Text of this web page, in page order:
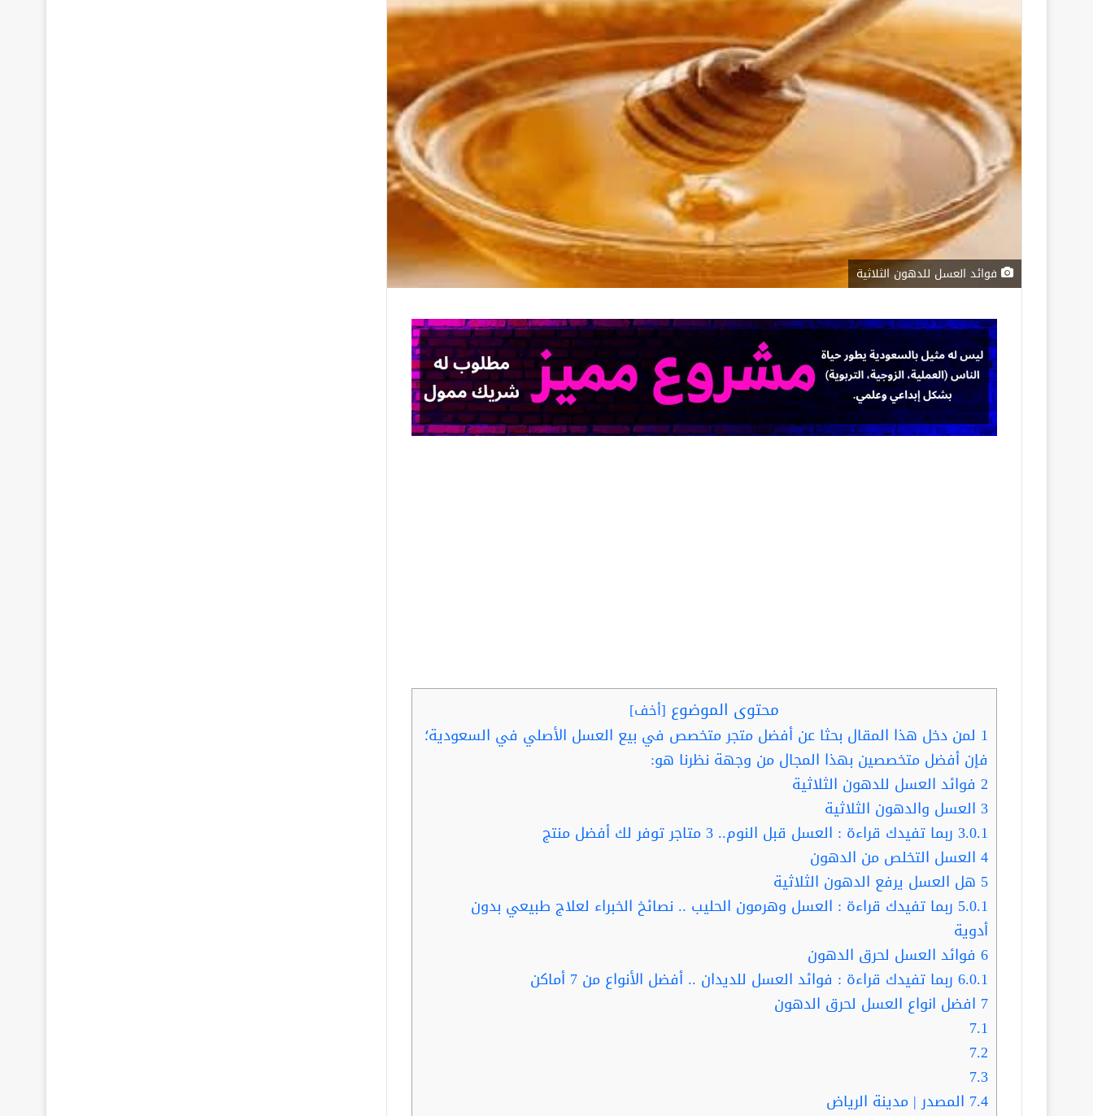
فوائد العسل للدهون الثلاثية
محتوى الموضوع [أخف]
1 لمن دخل هذا المقال بحثا عن أفضل متجر متخصص في بيع العسل الأصلي في السعودية؛
فإن أفضل متخصصين بهذا المجال من وجهة نظرنا هو:
2 فوائد العسل للدهون الثلاثية
3 العسل والدهون الثلاثية
3.0.1 ربما تفيدك قراءة : العسل قبل النوم.. 3 متاجر توفر لك أفضل منتج
4 العسل التخلص من الدهون
5 هل العسل يرفع الدهون الثلاثية
5.0.1 ربما تفيدك قراءة : العسل وهرمون الحليب .. نصائخ الخبراء لعلاج طبيعي بدون
أدوية
6 فوائد العسل لحرق الدهون
6.0.1 ربما تفيدك قراءة : فوائد العسل للديدان .. أفضل الأنواع من 7 أماكن
7 افضل انواع العسل لحرق الدهون
7.1
7.2
7.3
7.4 المصدر | مدينة الرياض